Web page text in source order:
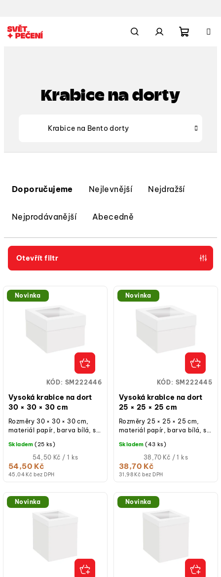
na
obsah
Krabice na dorty
Krabice na Bento dorty
r
d
Doporučujeme Nejlevnější Nejdražší
Nejprodávanější Abecedně
Otevřít filtr
ý
d
u
k
t
ů
Novinka
Vysoká krabice na dort
30 × 30 × 30 cm
45,04 Kč bez DPH
54,50 Kč
Měrná
cena:
54,50 Kč / 1 ks
Skladem (25 ks)
Rozměry 30 × 30 × 30 cm,
materiál papír, barva bílá, s
opakovaně použitelná při
běžném...
KÓD: SM222446
Novinka
Vysoká krabice na dort
25 × 25 × 25 cm
31,98 Kč bez DPH
38,70 Kč
Měrná
cena:
38,70 Kč / 1 ks
Skladem (43 ks)
Rozměry 25 × 25 × 25 cm,
materiál papír, barva bílá, s
opakovaně použitelná při
běžném...
KÓD: SM222445
Novinka Novinka